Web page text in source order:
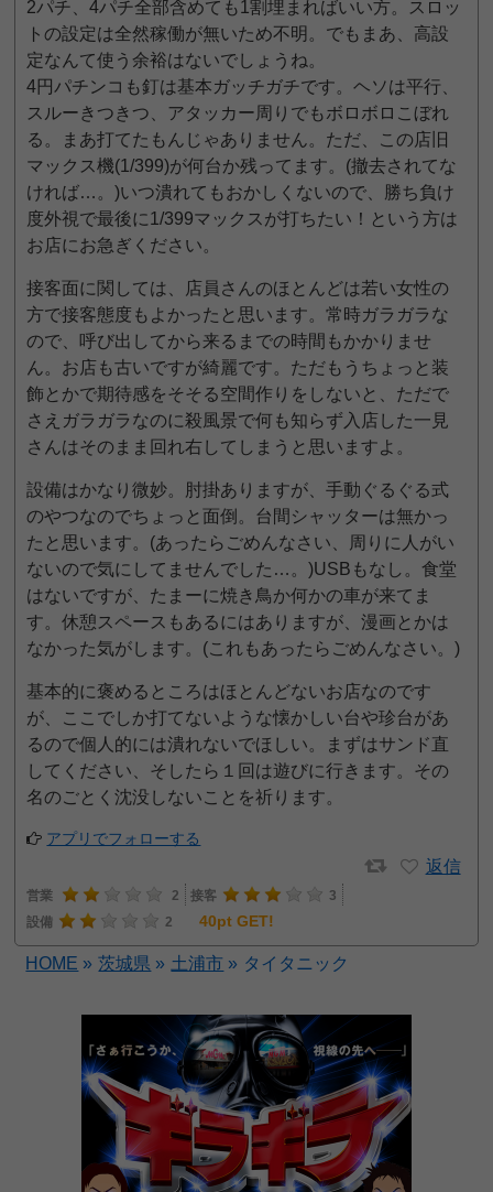
2パチ、4パチ全部含めても1割埋まればいい方。スロッ
トの設定は全然稼働が無いため不明。でもまあ、高設
定なんて使う余裕はないでしょうね。
4円パチンコも釘は基本ガッチガチです。ヘソは平行、
スルーきつきつ、アタッカー周りでもボロボロこぼれ
る。まあ打てたもんじゃありません。ただ、この店旧
マックス機(1/399)が何台か残ってます。(撤去されてな
ければ…。)いつ潰れてもおかしくないので、勝ち負け
度外視で最後に1/399マックスが打ちたい！という方は
お店にお急ぎください。
接客面に関しては、店員さんのほとんどは若い女性の
方で接客態度もよかったと思います。常時ガラガラな
ので、呼び出してから来るまでの時間もかかりませ
ん。お店も古いですが綺麗です。ただもうちょっと装
飾とかで期待感をそそる空間作りをしないと、ただで
さえガラガラなのに殺風景で何も知らず入店した一見
さんはそのまま回れ右してしまうと思いますよ。
設備はかなり微妙。肘掛ありますが、手動ぐるぐる式
のやつなのでちょっと面倒。台間シャッターは無かっ
たと思います。(あったらごめんなさい、周りに人がい
ないので気にしてませんでした…。)USBもなし。食堂
はないですが、たまーに焼き鳥か何かの車が来てま
す。休憩スペースもあるにはありますが、漫画とかは
なかった気がします。(これもあったらごめんなさい。)
基本的に褒めるところはほとんどないお店なのです
が、ここでしか打てないような懐かしい台や珍台があ
るので個人的には潰れないでほしい。まずはサンド直
してください、そしたら１回は遊びに行きます。その
名のごとく沈没しないことを祈ります。
アプリでフォローする
返信
営業 2 接客
3
設備
2 40pt GET!
HOME » 茨城県 » 土浦市 » タイタニック